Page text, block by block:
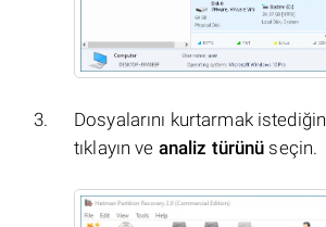
Dosyalarını kurtarmak
tıklayın ve analiz türünü seçin.